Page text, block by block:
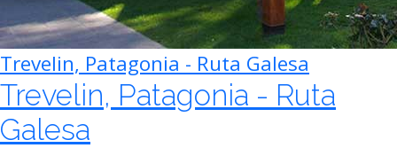
Trevelin, Patagonia - Ruta Galesa
Trevelin, Patagonia - Ruta
Galesa